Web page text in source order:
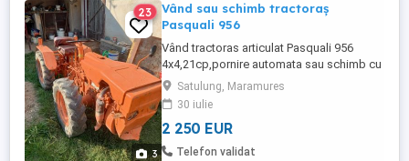
3
23
Vând sau schimb tractoraș
Pasquali 956
Vând tractoras articulat Pasquali 956
4x4,21cp,pornire automata sau schimb cu
tractor.Satulung, Maramures
30 iulie
2 250 EUR
Telefon validat